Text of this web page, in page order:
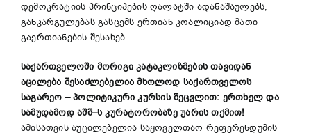
დემოკრატიის პრინციპების ღალატში ადანაშაულებს,
განკარგულებას გასცემს ერთიან კოალიციად მათი
გაერთიანების შესახებ.
საქართველოში მორიგი კატაკლიზმების თავიდან
აცილება შესაძლებელია მხოლოდ საქართველოს
საგარეო – პოლიტიკური კურსის შეცვლით: ერთხელ და
სამუდამოდ აშშ–ს კურატორობაზე უარის თქმით!
ამისათვის აუცილებელია საყოველთაო რეფერენდუმის